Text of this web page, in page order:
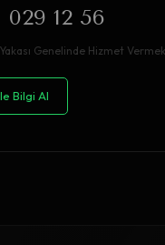
12 56
Genelinde Hizmet
Bilgi Al